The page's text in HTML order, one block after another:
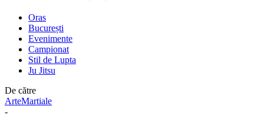
Oras
București
Evenimente
Campionat
Stil de Lupta
Ju Jitsu
De către
ArteMartiale
-